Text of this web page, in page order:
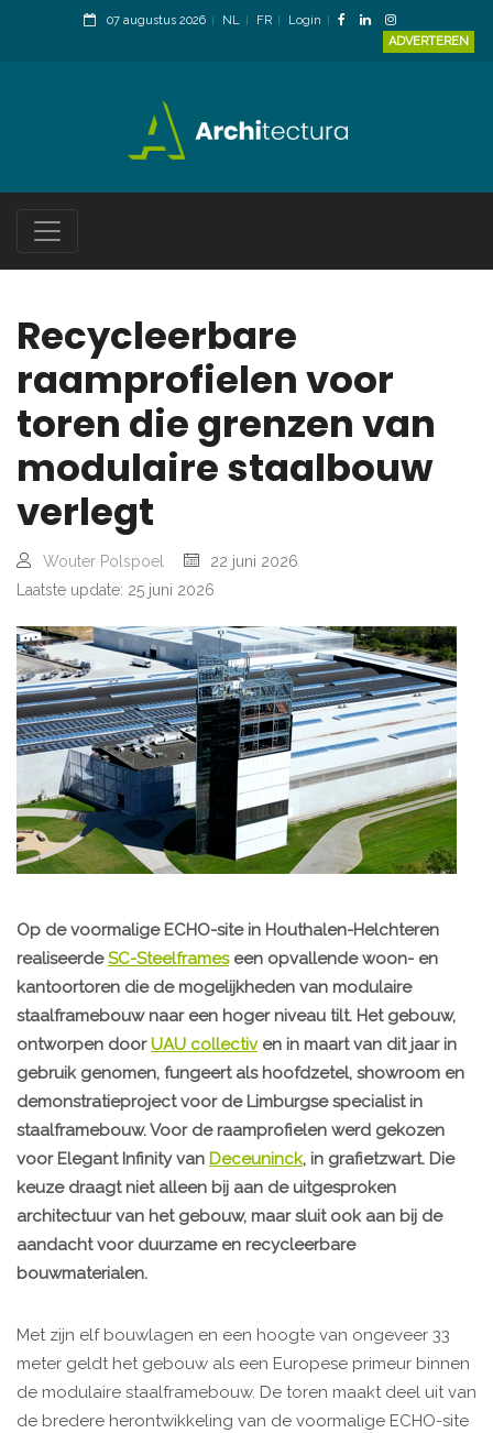
07 augustus 2026 NL FR
Login
ADVERTEREN
Recycleerbare
raamprofielen voor
toren die grenzen van
modulaire staalbouw
verlegt
Wouter Polspoel
22 juni 2026
Laatste update: 25 juni 2026
Op de voormalige ECHO-site in Houthalen-Helchteren
realiseerdeSC-Steelframeseen opvallende woon- en
kantoortoren die de mogelijkheden van modulaire
staalframebouw naar een hoger niveau tilt. Het gebouw,
ontworpen doorUAU collectiven in maart van dit jaar in
gebruik genomen, fungeert als hoofdzetel, showroom en
demonstratieproject voor de Limburgse specialist in
staalframebouw. Voor de raamprofielen werd gekozen
voor Elegant Infinity van Deceuninck, in grafietzwart. Die
keuze draagt niet alleen bij aan de uitgesproken
architectuur van het gebouw, maar sluit ook aan bij de
aandacht voor duurzame en recycleerbare
bouwmaterialen.
Met zijn elf bouwlagen en een hoogte van ongeveer 33
meter geldt het gebouw als een Europese primeur binnen
de modulaire staalframebouw. De toren maakt deel uit van
de bredere herontwikkeling van de voormalige ECHO-site